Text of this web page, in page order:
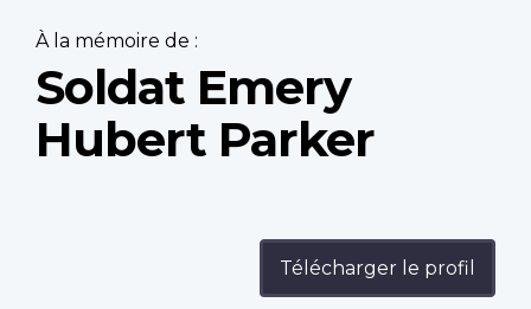
À la mémoire de :
Soldat Emery
Hubert Parker
Télécharger le profil